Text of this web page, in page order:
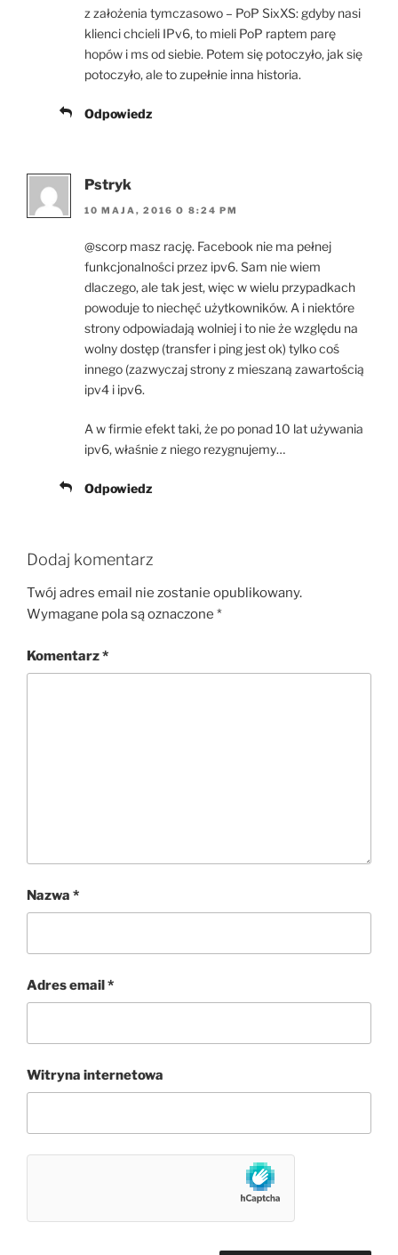
z założenia tymczasowo – PoP SixXS: gdyby nasi
klienci chcieli IPv6, to mieli PoP raptem parę
hopów i ms od siebie. Potem się potoczyło, jak się
potoczyło, ale to zupełnie inna historia.
Odpowiedz
Pstryk
10 MAJA, 2016 O 8:24 PM
@scorp masz rację. Facebook nie ma pełnej
funkcjonalności przez ipv6. Sam nie wiem
dlaczego, ale tak jest, więc w wielu przypadkach
powoduje to niechęć użytkowników. A i niektóre
strony odpowiadają wolniej i to nie że względu na
wolny dostęp (transfer i ping jest ok) tylko coś
innego (zazwyczaj strony z mieszaną zawartością
ipv4 i ipv6.
A w firmie efekt taki, że po ponad 10 lat używania
ipv6, właśnie z niego rezygnujemy…
Odpowiedz
Dodaj komentarz
Twój adres email nie zostanie opublikowany.
Wymagane pola są oznaczone *
Komentarz*
Nazwa *
Adres email*
Witryna internetowa